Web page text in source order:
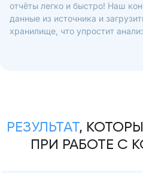
отчёты легко и быстро! Наш
данные из источника и
хранилище, что упростит
РЕЗУЛЬТАТ,
ПРИ РАБОТЕ С